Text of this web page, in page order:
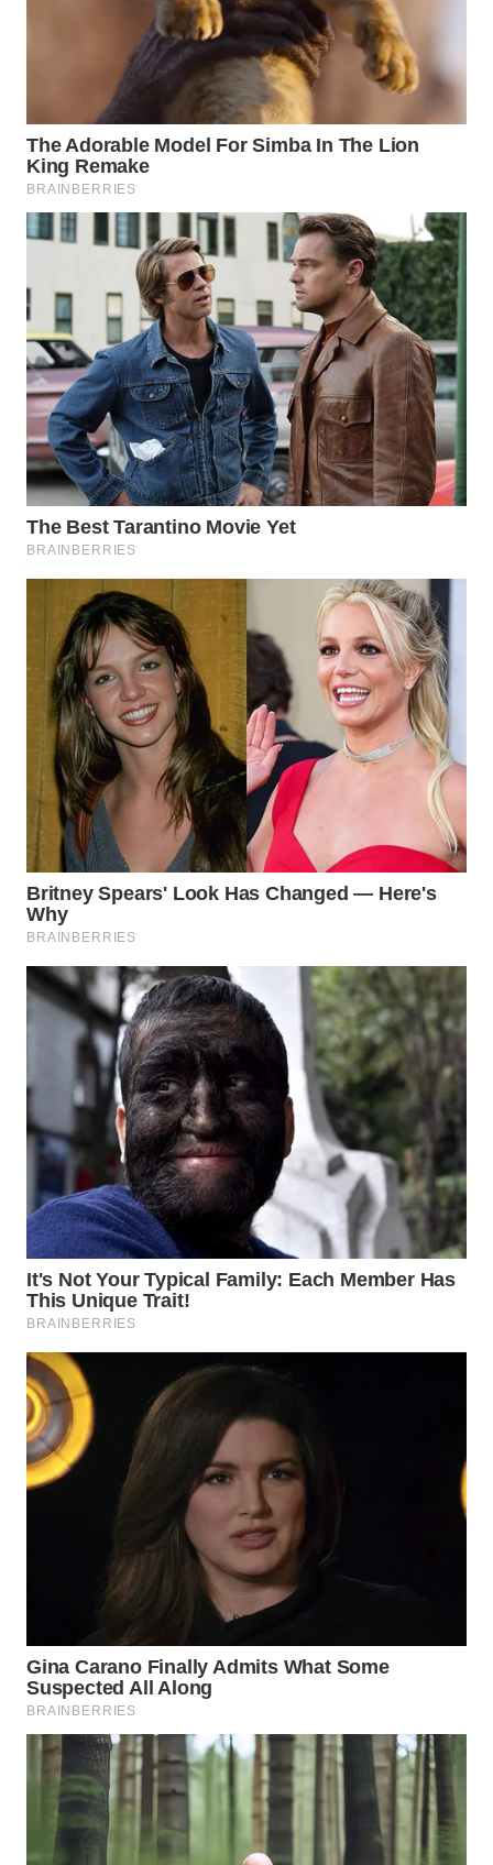
WN
SAMOSIR
WN
LAWAS
WN
SUMEDANG
WN
CIANJUR
KEPULAUAN
SERIBU
WN
TANGERANG
WN
BINJAI
WN
CIREBON
WN
INDRAMAYU
WN
KUNINGAN
WN
MAJALENGKA
WN
SUBANG
WN
SUKABUMI
WN
PURWAKARTA
WN
PRIANGAN
TIMUR
WN
SEMARANG
BOROBUDUR
WN
WN
SURABAYA